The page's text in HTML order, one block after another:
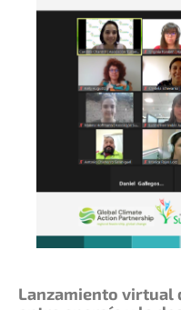
Lanzamiento virtual